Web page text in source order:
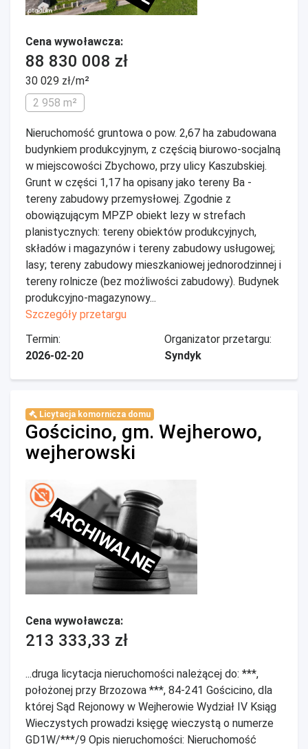
Cena wywoławcza:
88 830 008 zł
30 029 zł/m²
2 958 m²
Nieruchomość gruntowa o pow. 2,67 ha zabudowana
budynkiem produkcyjnym, z częścią biurowo-socjalną
w miejscowości Zbychowo, przy ulicy Kaszubskiej.
Grunt w części 1,17 ha opisany jako tereny Ba -
tereny zabudowy przemysłowej. Zgodnie z
obowiązującym MPZP obiekt lezy w strefach
planistycznych: tereny obiektów produkcyjnych,
składów i magazynów i tereny zabudowy usługowej;
lasy; tereny zabudowy mieszkaniowej jednorodzinnej i
tereny rolnicze (bez możliwości zabudowy). Budynek
produkcyjno-magazynowy...
Szczegóły przetargu
Termin:
2026-02-20
Organizator przetargu:
Syndyk
Licytacja komornicza domu
Gościcino, gm. Wejherowo,
wejherowski
ARCHIWALNE
Cena wywoławcza:
213 333,33 zł
...druga licytacja nieruchomości należącej do: ***,
położonej przy Brzozowa ***, 84-241 Gościcino, dla
której Sąd Rejonowy w Wejherowie Wydział IV Ksiąg
Wieczystych prowadzi księgę wieczystą o numerze
GD1W/***/9 Opis nieruchomości: Nieruchomość